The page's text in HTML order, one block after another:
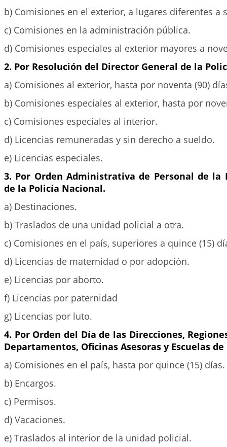
b) Comisiones en el exterior, a lugares diferentes a
c) Comisiones en la administración pública.
d) Comisiones especiales al exterior mayores a
2. Por Resolución del Director General de la
a) Comisiones al exterior, hasta por noventa (90)
b) Comisiones especiales al exterior, hasta por
c) Comisiones especiales al interior.
d) Licencias remuneradas y sin derecho a sueldo.
e) Licencias especiales.
3. Por Orden Administrativa de Personal de la
de la Policía Nacional.
a) Destinaciones.
b) Traslados de una unidad policial a otra.
c) Comisiones en el país, superiores a quince (15)
d) Licencias de maternidad o por adopción.
e) Licencias por aborto.
f) Licencias por paternidad
g) Licencias por luto.
4. Por Orden del Día de las Direcciones,
Departamentos, Oficinas Asesoras y Escuelas
a) Comisiones en el país, hasta por quince (15) días.
b) Encargos.
c) Permisos.
d) Vacaciones.
e) Traslados al interior de la unidad policial.